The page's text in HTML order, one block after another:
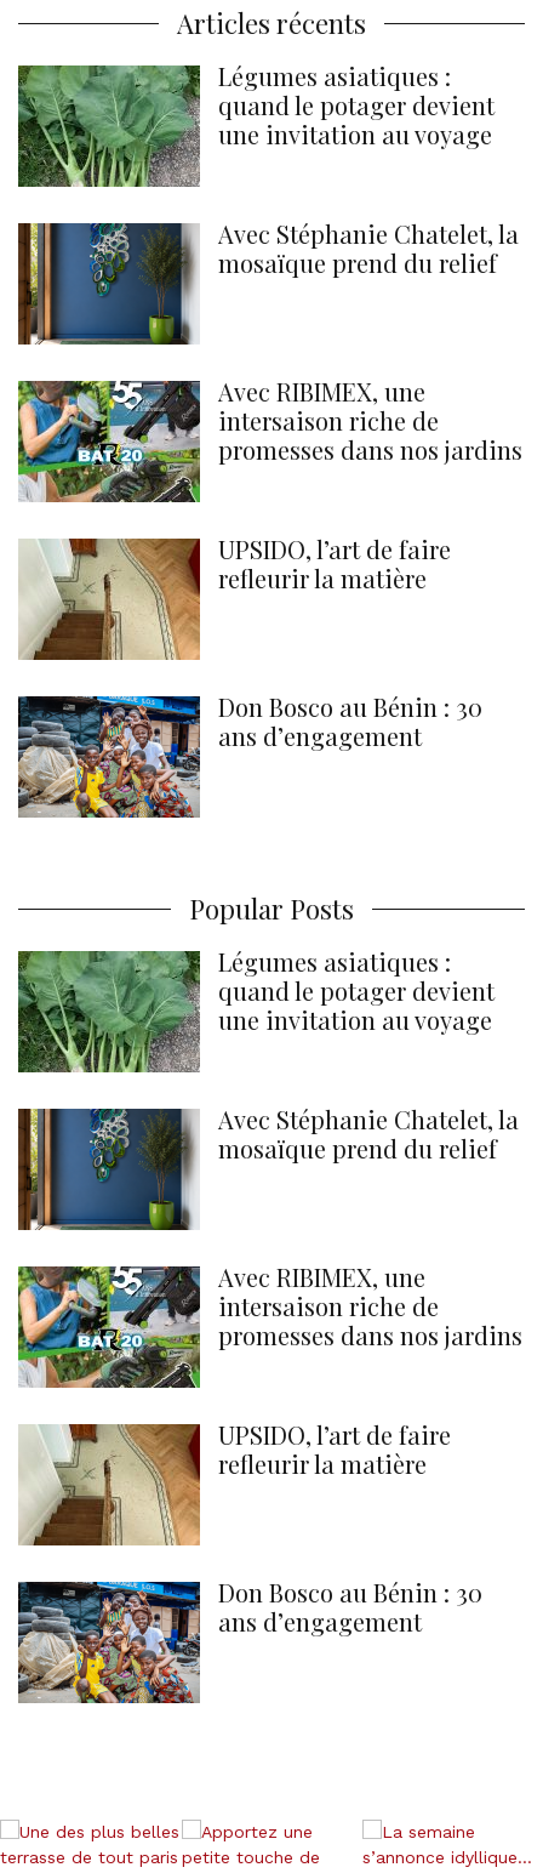
Articles récents
Légumes asiatiques :
quand le potager devient
une invitation au voyage
Avec Stéphanie Chatelet, la
mosaïque prend du relief
Avec RIBIMEX, une
intersaison riche de
promesses dans nos jardins
UPSIDO, l’art de faire
refleurir la matière
Don Bosco au Bénin : 30
ans d’engagement
Popular Posts
Légumes asiatiques :
quand le potager devient
une invitation au voyage
Avec Stéphanie Chatelet, la
mosaïque prend du relief
Avec RIBIMEX, une
intersaison riche de
promesses dans nos jardins
UPSIDO, l’art de faire
refleurir la matière
Don Bosco au Bénin : 30
ans d’engagement